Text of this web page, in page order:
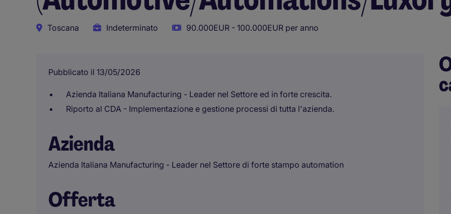
Toscana Indeterminato 90.000EUR - 100.000EUR per anno
Pubblicato il 13/05/2026
Azienda Italiana Manufacturing - Leader nel Settore ed in forte crescita.
Riporto al CDA - Implementazione e gestione processi di tutta l'azienda.
Azienda
Azienda Italiana Manufacturing - Leader nel Settore di forte stampo automation
Offerta